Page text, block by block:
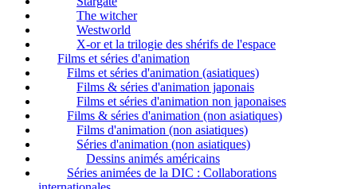
The witcher
Westworld
X-or et la trilogie des shérifs de l'espace
Films et séries d'animation
Films et séries d'animation (asiatiques)
Films & séries d'animation japonais
Films et séries d'animation non japonaises
Films & séries d'animation (non asiatiques)
Films d'animation (non asiatiques)
Séries d'animation (non asiatiques)
Dessins animés américains
Séries animées de la DIC : Collaborations